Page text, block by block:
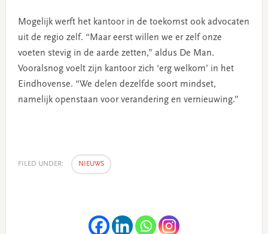
Mogelijk werft het kantoor in de toekomst ook advocaten
uit de regio zelf. “Maar eerst willen we er zelf onze
voeten stevig in de aarde zetten,” aldus De Man.
Vooralsnog voelt zijn kantoor zich ‘erg welkom’ in het
Eindhovense. “We delen dezelfde soort mindset,
namelijk openstaan voor verandering en vernieuwing.”
FILED UNDER: NIEUWS